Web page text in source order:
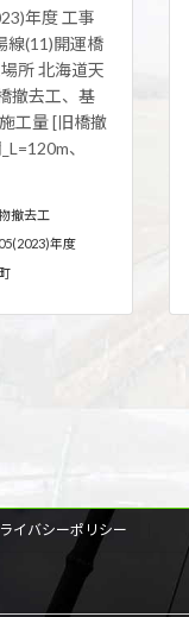
年度 工事
線(11)開運橋
所 北海道天
撤去工、基
工量 [旧橋撤
、
撤去工
年度
イバシーポリシー